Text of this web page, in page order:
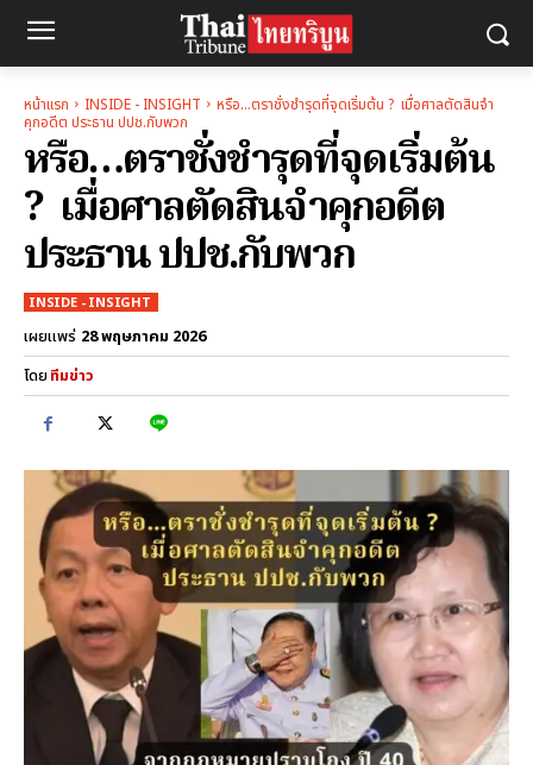
หน้าแรก INSIDE - INSIGHT
หรือ…ตราชั่งชำรุดที่จุดเริ่มต้น ? เมื่อศาลตัดสินจำ
คุกอดีต ประธาน ปปช.กับพวก
หรือ…ตราชั่งชำรุดที่จุดเริ่มต้น
? เมื่อศาลตัดสินจำคุกอดีต
ประธาน ปปช.กับพวก
INSIDE - INSIGHT
เผยแพร่ 28 พฤษภาคม 2026
โดยทีมข่าว